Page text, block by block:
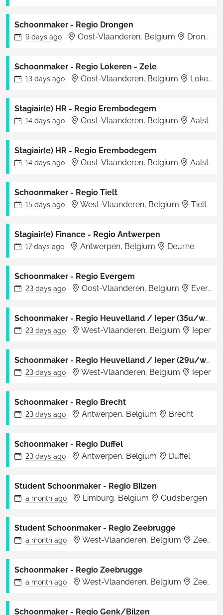
Schoonmaker - Regio Drongen
9 days ago Oost-Vlaanderen, Belgium Drongen
Schoonmaker - Regio Lokeren - Zele
13 days ago Oost-Vlaanderen, Belgium Lokeren
Stagiair(e) HR - Regio Erembodegem
14 days ago Oost-Vlaanderen, Belgium Aalst
Stagiair(e) HR - Regio Erembodegem
14 days ago Oost-Vlaanderen, Belgium Aalst
Schoonmaker - Regio Tielt
15 days ago West-Vlaanderen, Belgium Tielt
Stagiair(e) Finance - Regio Antwerpen
17 days ago Antwerpen, Belgium Deurne
Schoonmaker - Regio Evergem
23 days ago Oost-Vlaanderen, Belgium Evergem
Schoonmaker - Regio Heuvelland / Ieper (35u/week)
23 days ago West-Vlaanderen, Belgium Ieper
Schoonmaker - Regio Heuvelland / Ieper (29u/week)
23 days ago West-Vlaanderen, Belgium Ieper
Schoonmaker - Regio Brecht
23 days ago Antwerpen, Belgium Brecht
Schoonmaker - Regio Duffel
23 days ago Antwerpen, Belgium Duffel
Student Schoonmaker - Regio Bilzen
a month ago Limburg, Belgium Oudsbergen
Student Schoonmaker - Regio Zeebrugge
a month ago West-Vlaanderen, Belgium Zeebrugge
Schoonmaker - Regio Zeebrugge
a month ago West-Vlaanderen, Belgium Zeebrugge
Schoonmaker - Regio Genk/Bilzen